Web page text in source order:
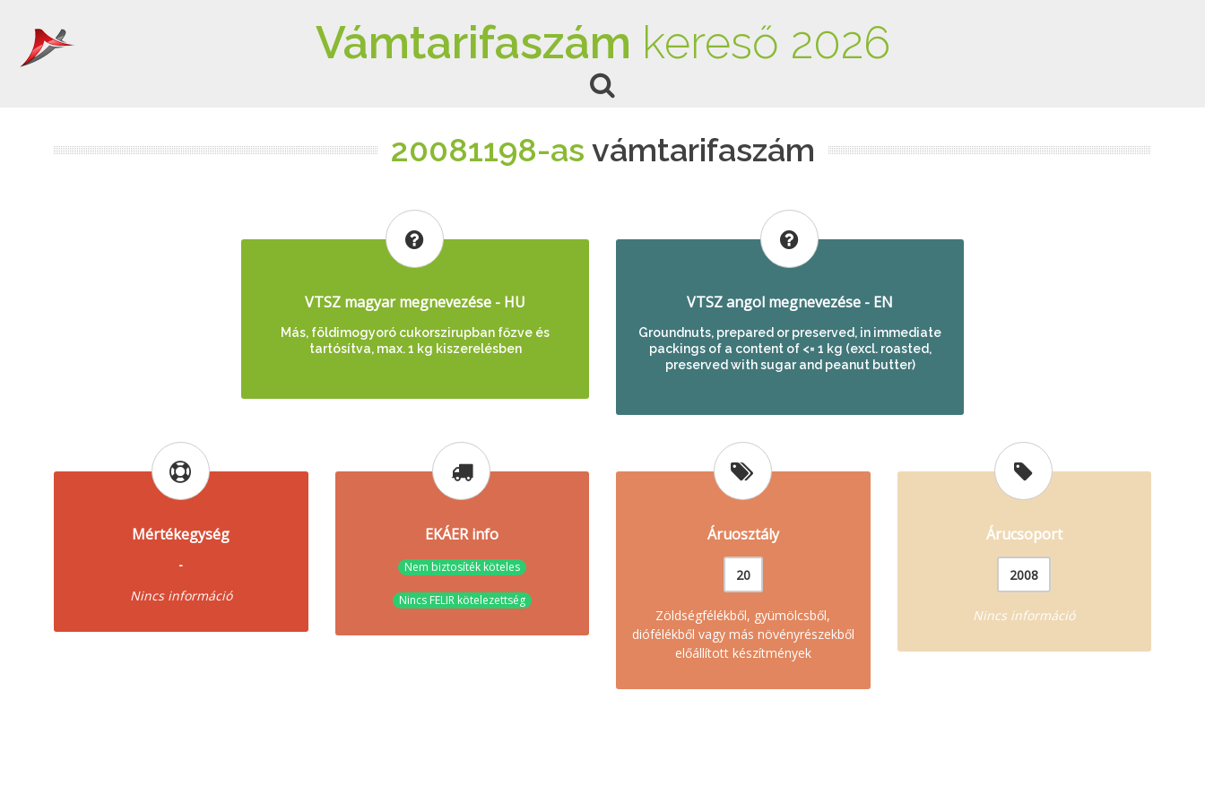
Vámtarifaszám kereső 2026
20081198-as vámtarifaszám
VTSZ magyar megnevezése - HU
Más, földimogyoró cukorszirupban főzve és
tartósítva, max. 1 kg kiszerelésben
VTSZ angol megnevezése - EN
Groundnuts, prepared or preserved, in immediate
packings of a content of <= 1 kg (excl. roasted,
preserved with sugar and peanut butter)
Mértékegység
-
Nincs információ
EKÁER info
Nem biztosíték köteles
Nincs FELIR kötelezettség
Áruosztály
20
Zöldségfélékből, gyümölcsből,
diófélékből vagy más növényrészekből
előállított készítmények
Árucsoport
2008
Nincs információ